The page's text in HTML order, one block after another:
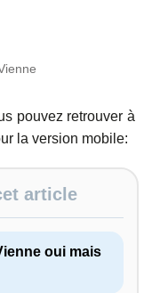
pouvez retrouver à
la version mobile:
article
oui mais